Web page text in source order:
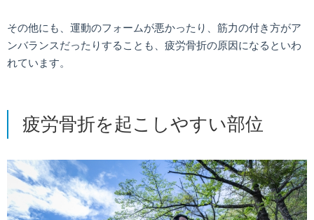
その他にも、運動のフォームが悪かったり、筋力の付き方がア
ンバランスだったりすることも、疲労骨折の原因になるといわ
れています。
疲労骨折を起こしやすい部位